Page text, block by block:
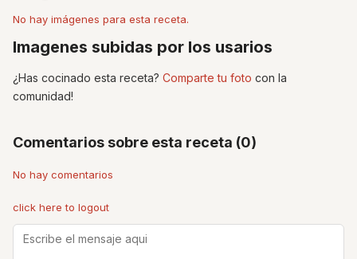
No hay imágenes para esta receta.
Imagenes subidas por los usarios
¿Has cocinado esta receta? Comparte tu foto con la
comunidad!
Comentarios sobre esta receta (0)
No hay comentarios
click here to logout